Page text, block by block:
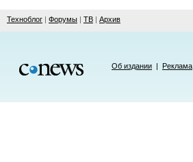
Техноблог | Форумы | ТВ | Архив
Об издании | Реклама